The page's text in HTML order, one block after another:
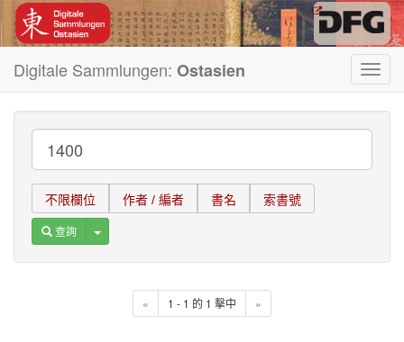
Digitale Sammlungen: Ostasien
不限欄位 作者 / 編者 書名 索書號
查詢 Toggle Dropdown
« 1 - 1 的 1 擊中 »